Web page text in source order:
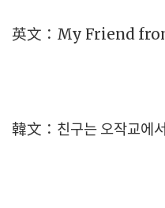
英文：My Friend
韓文：친구는 오작교에서